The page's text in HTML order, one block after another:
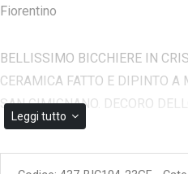
Fiorentino
BELLISSIMO BICCHIERE IN
CERAMICA FATTO E DIPINTO A
SAN GIMIGNANO. DECORO
Colori atossici per alimenti
Leggi tutto